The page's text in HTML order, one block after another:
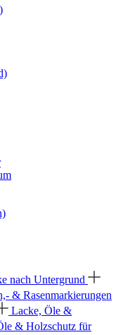
nach Untergrund
& Rasenmarkierungen
Lacke, Öle &
& Holzschutz für